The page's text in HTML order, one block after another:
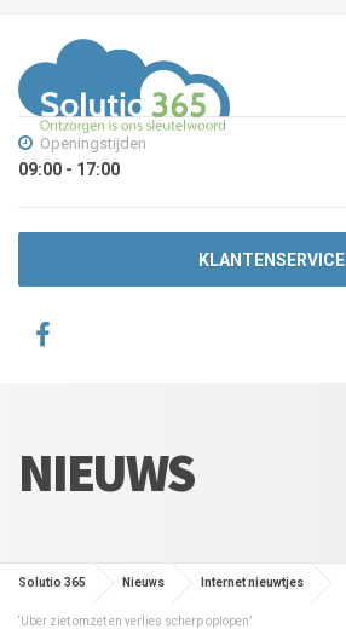
Openingstijden
09:00 - 17:00
KLANTENSERVICE
NIEUWS
Solutio 365 Nieuws Internet nieuwtjes
‘Uber ziet omzet en verlies scherp oplopen’